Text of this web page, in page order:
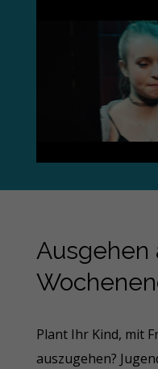
Ausgehen
Plant Ihr Kind, mit
auszugehen?